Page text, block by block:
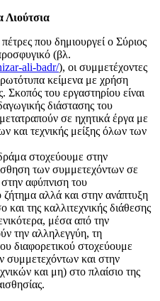
που δημιουργεί ο Σύριος
(βλ.
ali-badr/), οι συμμετέχοντες
κείμενα με χρήση
Σκοπός του εργαστηρίου είναι
διάστασης του
σε ηχητικά έργα με
και τεχνικής μείξης όλων των
στοχεύουμε στην
των συμμετεχόντων σε
αφύπνιση του
ζήτημα αλλά και στην ανάπτυξη
και της καλλιτεχνικής διάθεσης
μέσα από την
την αλληλεγγύη, τη
διαφορετικού στοχεύουμε
και στην
και μη) στο πλαίσιο της